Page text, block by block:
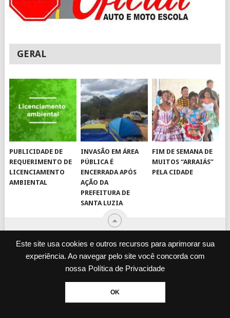
Este site usa cookies e outros recursos para aprimorar sua
experiência. Ao navegar pelo site você concorda com
nossa Política de Privacidade
OK
GERAL
PUBLICIDADE DE
REQUERIMENTO DE
LICENCIAMENTO
AMBIENTAL
INVASÃO EM ÁREA
PÚBLICA É
ENCERRADA APÓS
AÇÃO DA
PREFEITURA DE
SANTA LUZIA
FIM DE SEMANA DE
MUITOS “ARRAIÁS”
PELA CIDADE